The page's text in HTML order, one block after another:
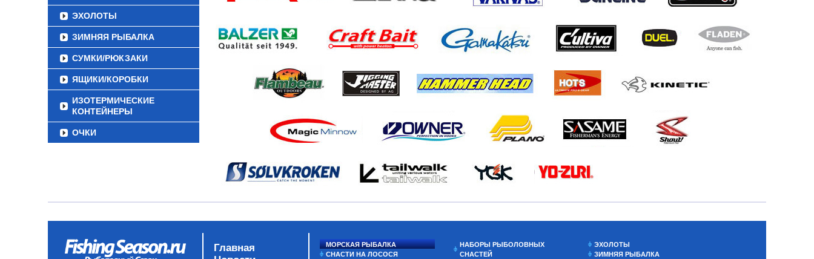
ЭХОЛОТЫ
ЗИМНЯЯ РЫБАЛКА
СУМКИ/РЮКЗАКИ
ЯЩИКИ/КОРОБКИ
ИЗОТЕРМИЧЕСКИЕ
КОНТЕЙНЕРЫ
ОЧКИ
Главная
МОРСКАЯ РЫБАЛКА
СНАСТИ НА ЛОСОСЯ
НАБОРЫ РЫБОЛОВНЫХ
СНАСТЕЙ
ЭХОЛОТЫ
ЗИМНЯЯ РЫБАЛКА